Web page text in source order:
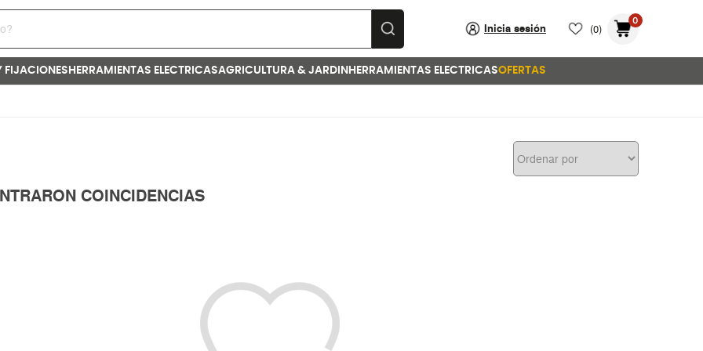
Inicia sesión (0)
0
FIJACIONES HERRAMIENTAS ELECTRICASAGRICULTURA & JARDIN HERRAMIENTAS ELECTRICASOFERTAS
COINCIDENCIAS